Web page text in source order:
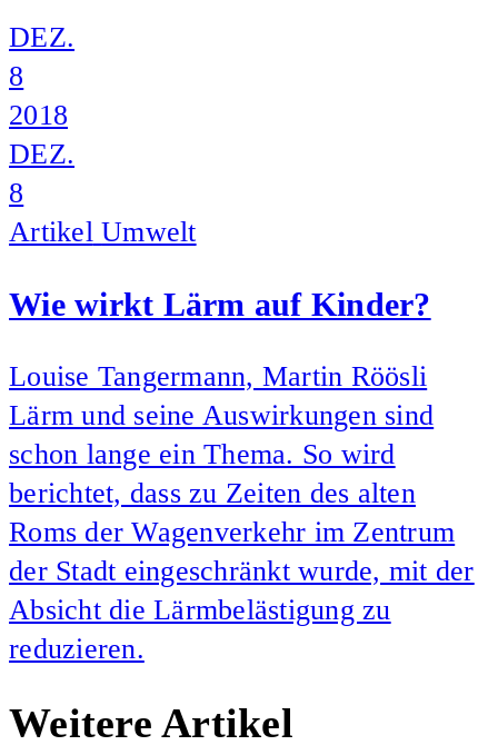
DEZ.
8
2018
DEZ.
8
Artikel Umwelt
Wie wirkt Lärm auf Kinder?
Louise Tangermann, Martin Röösli
Lärm und seine Auswirkungen sind
schon lange ein Thema. So wird
berichtet, dass zu Zeiten des alten
Roms der Wagenverkehr im Zentrum
der Stadt eingeschränkt wurde, mit der
Absicht die Lärmbelästigung zu
reduzieren.
Weitere Artikel